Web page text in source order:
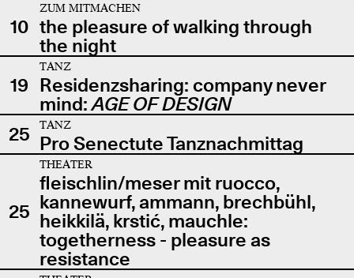
10
ZUM MITMACHEN
the pleasure of walking through
the night
19
TANZ
Residenzsharing: company never
mind:AGE OF DESIGN
25
TANZ
Pro Senectute Tanznachmittag
25
THEATER
fleischlin/meser mit ruocco,
kannewurf, ammann, brechbühl,
heikkilä, krstić, mauchle:
togetherness - pleasure as
resistance